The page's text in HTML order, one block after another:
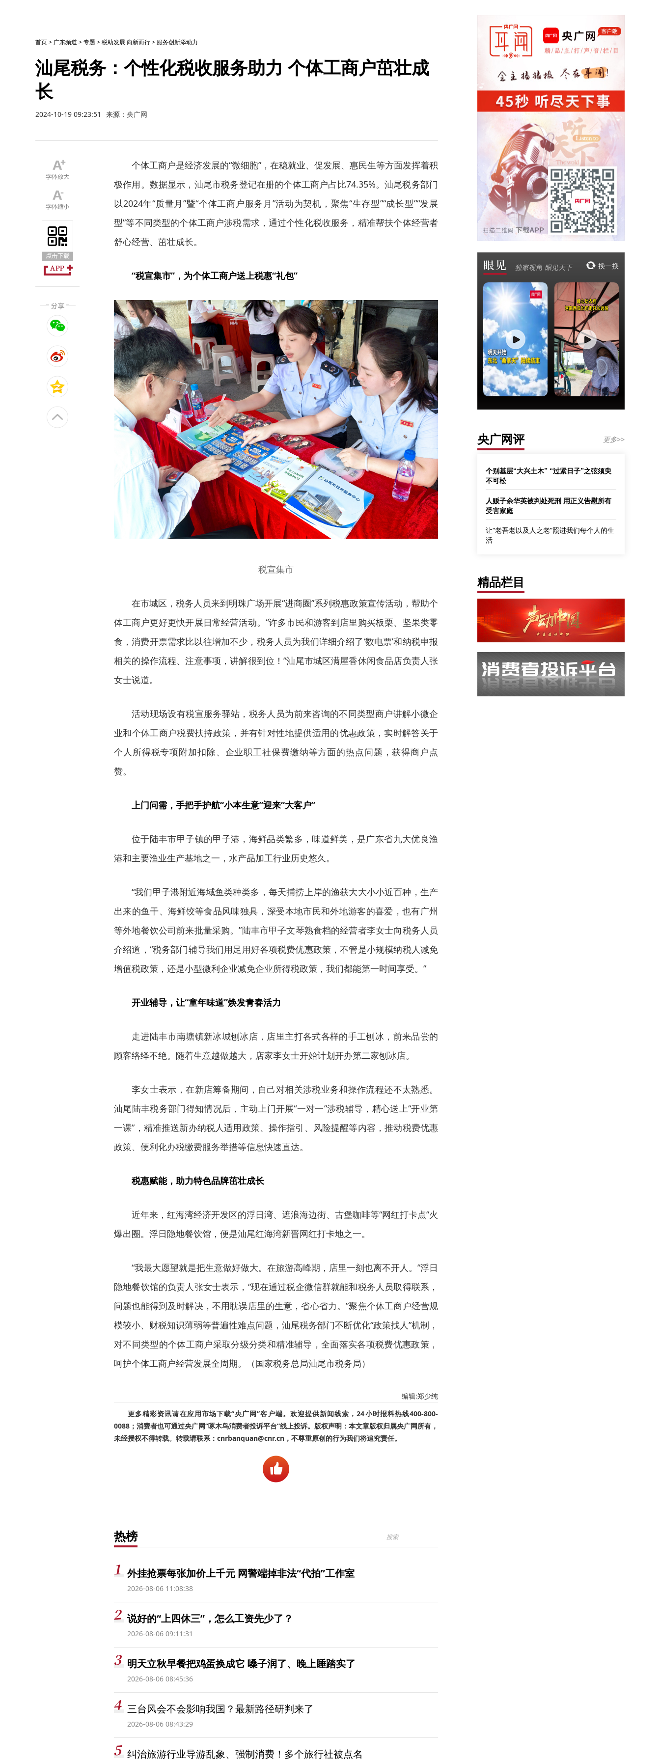
首页> 广东频道 >专题 >税助发展 向新而行> 服务创新添动力
汕尾税务：个性化税收服务助力 个体工商户茁壮成
长
2024-10-19 09:23:51 来源：央广网
个体工商户是经济发展的“微细胞”，在稳就业、促发展、惠民生等方面发挥着积
极作用。数据显示，汕尾市税务登记在册的个体工商户占比74.35%。汕尾税务部门
以2024年“质量月”暨“个体工商户服务月”活动为契机，聚焦“生存型”“成长型”“发展
型”等不同类型的个体工商户涉税需求，通过个性化税收服务，精准帮扶个体经营者
舒心经营、茁壮成长。
“税宣集市”，为个体工商户送上税惠“礼包”
税宣集市
在市城区，税务人员来到明珠广场开展“进商圈”系列税惠政策宣传活动，帮助个
体工商户更好更快开展日常经营活动。“许多市民和游客到店里购买板栗、坚果类零
食，消费开票需求比以往增加不少，税务人员为我们详细介绍了‘数电票’和纳税申报
相关的操作流程、注意事项，讲解很到位！”汕尾市城区满屋香休闲食品店负责人张
女士说道。
活动现场设有税宣服务驿站，税务人员为前来咨询的不同类型商户讲解小微企
业和个体工商户税费扶持政策，并有针对性地提供适用的优惠政策，实时解答关于
个人所得税专项附加扣除、企业职工社保费缴纳等方面的热点问题，获得商户点
赞。
上门问需，手把手护航“小本生意”迎来“大客户”
位于陆丰市甲子镇的甲子港，海鲜品类繁多，味道鲜美，是广东省九大优良渔
港和主要渔业生产基地之一，水产品加工行业历史悠久。
“我们甲子港附近海域鱼类种类多，每天捕捞上岸的渔获大大小小近百种，生产
出来的鱼干、海鲜饺等食品风味独具，深受本地市民和外地游客的喜爱，也有广州
等外地餐饮公司前来批量采购。”陆丰市甲子文琴熟食档的经营者李女士向税务人员
介绍道，“税务部门辅导我们用足用好各项税费优惠政策，不管是小规模纳税人减免
增值税政策，还是小型微利企业减免企业所得税政策，我们都能第一时间享受。”
开业辅导，让“童年味道”焕发青春活力
走进陆丰市南塘镇新冰城刨冰店，店里主打各式各样的手工刨冰，前来品尝的
顾客络绎不绝。随着生意越做越大，店家李女士开始计划开办第二家刨冰店。
李女士表示，在新店筹备期间，自己对相关涉税业务和操作流程还不太熟悉。
汕尾陆丰税务部门得知情况后，主动上门开展“一对一”涉税辅导，精心送上“开业第
一课”，精准推送新办纳税人适用政策、操作指引、风险提醒等内容，推动税费优惠
政策、便利化办税缴费服务举措等信息快速直达。
税惠赋能，助力特色品牌茁壮成长
近年来，红海湾经济开发区的浮日湾、遮浪海边街、古堡咖啡等“网红打卡点”火
爆出圈。浮日隐地餐饮馆，便是汕尾红海湾新晋网红打卡地之一。
“我最大愿望就是把生意做好做大。在旅游高峰期，店里一刻也离不开人。”浮日
隐地餐饮馆的负责人张女士表示，“现在通过税企微信群就能和税务人员取得联系，
问题也能得到及时解决，不用耽误店里的生意，省心省力。”聚焦个体工商户经营规
模较小、财税知识薄弱等普遍性难点问题，汕尾税务部门不断优化“政策找人”机制，
对不同类型的个体工商户采取分级分类和精准辅导，全面落实各项税费优惠政策，
呵护个体工商户经营发展全周期。（国家税务总局汕尾市税务局）
编辑:郑少纯
更多精彩资讯请在应用市场下载“央广网”客户端。欢迎提供新闻线索，24小时报料热线400-800-
0088；消费者也可通过央广网“啄木鸟消费者投诉平台”线上投诉。版权声明：本文章版权归属央广网所有，
未经授权不得转载。转载请联系：cnrbanquan@cnr.cn，不尊重原创的行为我们将追究责任。
热榜
外挂抢票每张加价上千元 网警端掉非法“代拍”工作室
2026-08-06 11:08:38
说好的“上四休三”，怎么工资先少了？
2026-08-06 09:11:31
明天立秋早餐把鸡蛋换成它 嗓子润了、晚上睡踏实了
2026-08-06 08:45:36
三台风会不会影响我国？最新路径研判来了
2026-08-06 08:43:29
纠治旅游行业导游乱象、强制消费！多个旅行社被点名
央广网评 更多>>
个别基层“大兴土木” “过紧日子”之弦须臾
不可松
人贩子余华英被判处死刑 用正义告慰所有
受害家庭
让“老吾老以及人之老”照进我们每个人的生
活
精品栏目